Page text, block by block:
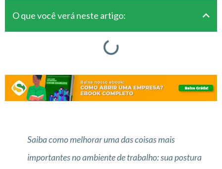
O que você verá neste artigo:
Saiba como melhorar uma das coisas mais
importantes no ambiente de trabalho: sua postura